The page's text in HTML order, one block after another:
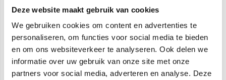
Deze website maakt gebruik van cookies
We gebruiken cookies om content en advertenties te
personaliseren, om functies voor social media te bieden
en om ons websiteverkeer te analyseren. Ook delen we
informatie over uw gebruik van onze site met onze
partners voor social media, adverteren en analyse. Deze
Snoerbreedhouder